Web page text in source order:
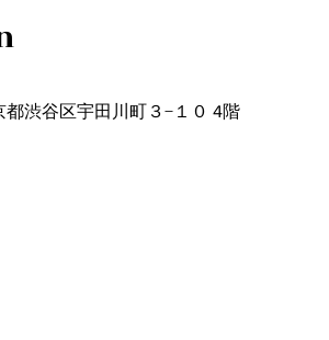
渋谷区宇田川町３−１０ 4階